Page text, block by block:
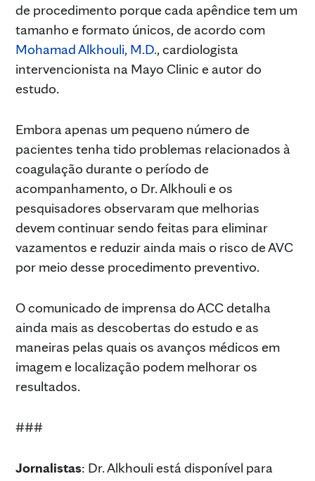
de procedimento porque cada apêndice tem um
tamanho e formato únicos, de acordo com
Mohamad Alkhouli, M.D., cardiologista
intervencionista na Mayo Clinic e autor do
estudo.
Embora apenas um pequeno número de
pacientes tenha tido problemas relacionados à
coagulação durante o período de
acompanhamento, o Dr. Alkhouli e os
pesquisadores observaram que melhorias
devem continuar sendo feitas para eliminar
vazamentos e reduzir ainda mais o risco de AVC
por meio desse procedimento preventivo.
O comunicado de imprensa do ACC detalha
ainda mais as descobertas do estudo e as
maneiras pelas quais os avanços médicos em
imagem e localização podem melhorar os
resultados.
###
Jornalistas: Dr. Alkhouli está disponível para